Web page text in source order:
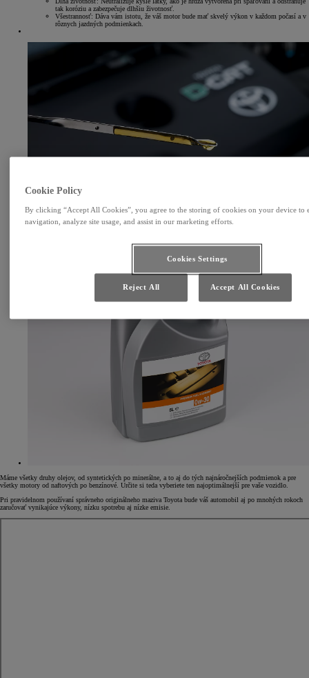
tak koróziu a zabezpečuje dlhšiu životnosť.
Všestrannosť: Dáva vám istotu, že váš motor bude mať skvelý výkon v každom počasí a v
rôznych jazdných podmienkach.
Máme všetky druhy olejov, od syntetických po minerálne, a to aj do tých najnáročnejších podmienok a pre
všetky motory od naftových po benzínové. Určite si teda vyberiete ten najoptimálnejší pre vaše vozidlo.
Pri pravidelnom používaní správneho originálneho maziva Toyota bude váš automobil aj po mnohých rokoch
zaručovať vynikajúce výkony, nízku spotrebu aj nízke emisie.
Cookie Policy
By clicking “Accept All Cookies”, you agree to the storing of cookies on your device to
navigation, analyze site usage, and assist in our marketing efforts.
Cookies Settings
Reject All Accept All Cookies